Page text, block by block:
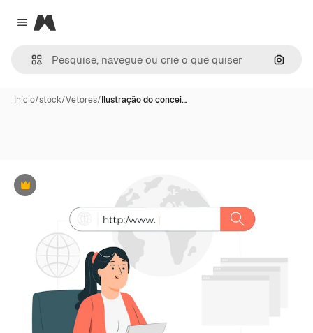
Close menu
Magnific
Início/stock/Vetores/Ilustração do concei…
Premium